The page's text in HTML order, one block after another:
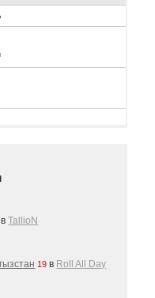
вTallioN
19 в Roll All Day